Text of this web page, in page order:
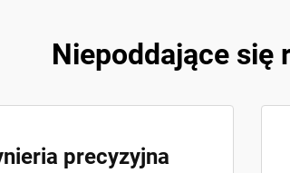
Niepoddające się
precyzyjna